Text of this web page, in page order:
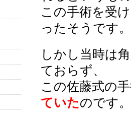
この手術を受
ったそうです。
しかし当時は
ておらず、
この佐藤式の
ていたのです。